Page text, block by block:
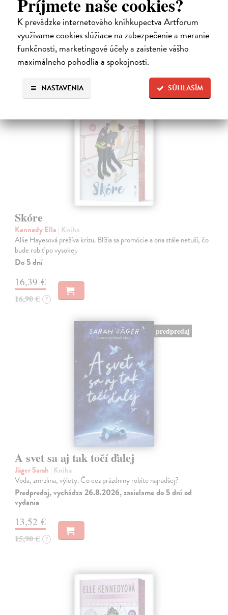
Príjmete naše cookies?
K prevádzke internetového kníhkupectva Artforum
využívame cookies slúžiace na zabezpečenie a meranie
funkčnosti, marketingové účely a zaistenie vášho
maximálneho pohodlia a spokojnosti.
SÚHLASÍM
NASTAVENIA
si ich spolužiaci z malomestského gymnázia užívajú mladosť a výhody
života…
Na sklade ?
18,00 €
Skóre
Kennedy Elle | Kniha
Allie Hayesová prežíva krízu. Blížia sa promócie a ona stále netuší, čo
bude robiť po vysokej.
Do 5 dní
16,39 €
16,90 € ?
predpredaj
A svet sa aj tak točí ďalej
Jäger Sarah | Kniha
Voda, zmrzlina, výlety. Čo cez prázdniny robíte najradšej?
Predpredaj, vychádza 26.8.2026, zasielame do 5 dní od
vydania
13,52 €
15,90 € ?